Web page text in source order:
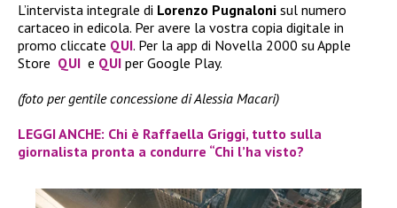
L’intervista integrale di Lorenzo Pugnaloni sul numero
cartaceo in edicola. Per avere la vostra copia digitale in
promo cliccate QUI. Per la app di Novella 2000 su Apple
Store QUI e QUI per Google Play.
(foto per gentile concessione di Alessia Macari)
LEGGI ANCHE: Chi è Raffaella Griggi, tutto sulla
giornalista pronta a condurre “Chi l’ha visto?